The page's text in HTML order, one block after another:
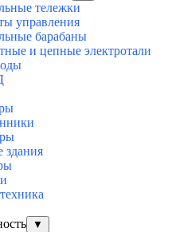
тележки
управления
барабаны
и цепные электротали
здания
▼